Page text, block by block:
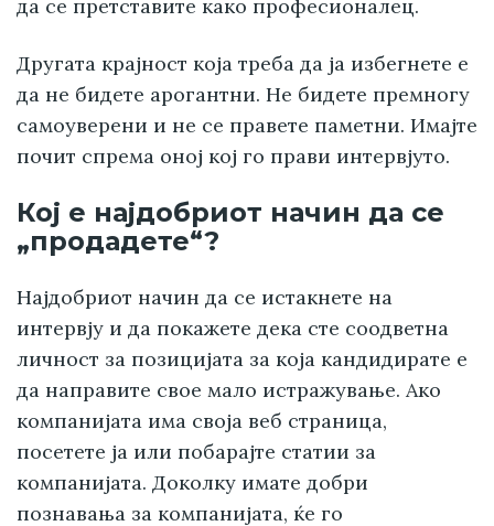
да се претставите како професионалец.
Другата крајност која треба да ја избегнете е
да не бидете арогантни. Не бидете премногу
самоуверени и не се правете паметни. Имајте
почит спрема оној кој го прави интервјуто.
Кој е најдобриот начин да се
„продадете“?
Најдобриот начин да се истакнете на
интервју и да покажете дека сте соодветна
личност за позицијата за која кандидирате е
да направите свое мало истражување. Ако
компанијата има своја веб страница,
посетете ја или побарајте статии за
компанијата. Доколку имате добри
познавања за компанијата, ќе го